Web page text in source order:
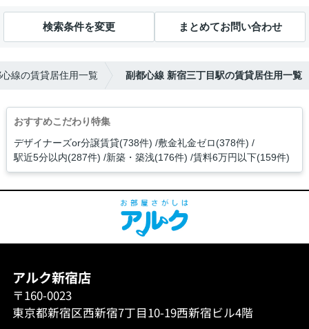
検索条件を変更 まとめてお問い合わせ
線の賃貸居住用一覧 副都心線 新宿三丁目駅の賃貸居住用一覧
おすすめこだわり特集
デザイナーズor分譲賃貸(738件) 敷金礼金ゼロ(378件)
駅近5分以内(287件) 新築・築浅(176件) 賃料6万円以下(159件)
アルク新宿店
〒160-0023
東京都新宿区西新宿7丁目10-19西新宿ビル4階